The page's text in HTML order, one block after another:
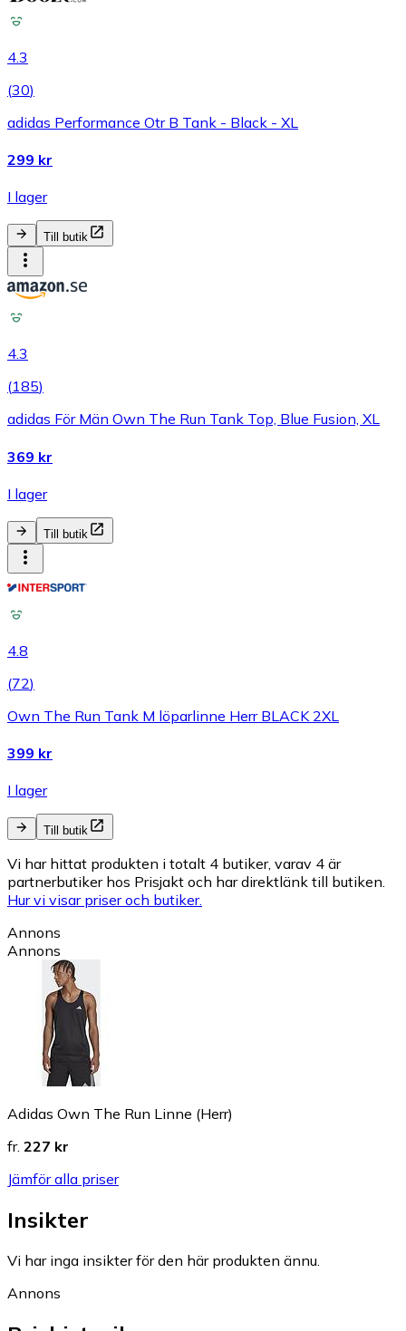
4.3
(30)
adidas Performance Otr B Tank - Black - XL
299 kr
I lager
Till butik
4.3
(185)
adidas För Män Own The Run Tank Top, Blue Fusion, XL
369 kr
I lager
Till butik
4.8
(72)
Own The Run Tank M löparlinne Herr BLACK 2XL
399 kr
I lager
Till butik
Vi har hittat produkten i totalt 4 butiker, varav 4 är
partnerbutiker hos Prisjakt och har direktlänk till butiken.
Hur vi visar priser och butiker.
Annons
Annons
Adidas Own The Run Linne (Herr)
fr. 227 kr
Jämför alla priser
Insikter
Vi har inga insikter för den här produkten ännu.
Annons